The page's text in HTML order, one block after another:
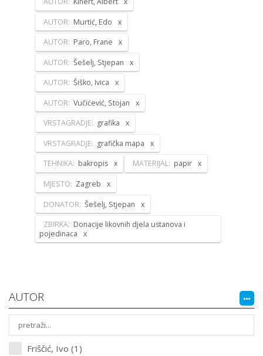
AUTOR: Murtić, Edo
AUTOR: Paro, Frane
AUTOR: Šešelj, Stjepan
AUTOR: Šiško, Ivica
AUTOR: Vučićević, Stojan
VRSTAGRADJE: grafika
VRSTAGRADJE: grafička mapa
TEHNIKA: bakropis MATERIJAL: papir
MJESTO: Zagreb
DONATOR: Šešelj, Stjepan
ZBIRKA: Donacije likovnih djela ustanova i
pojedinaca
AUTOR
Friščić, Ivo (1)